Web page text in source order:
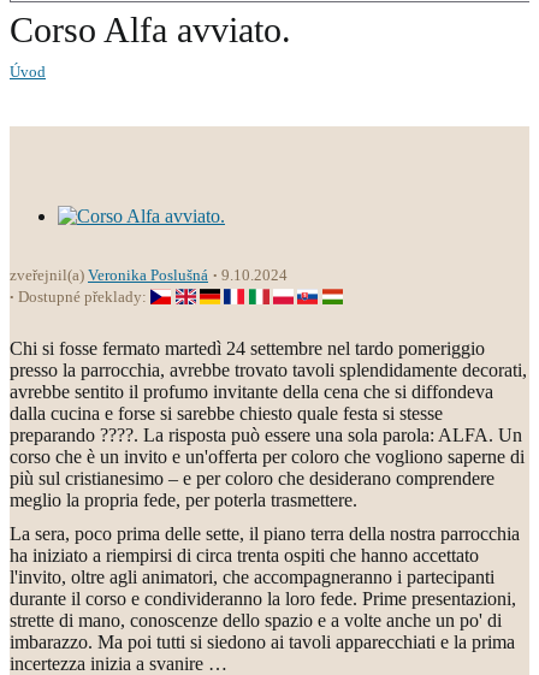
Corso Alfa avviato.
Úvod
zveřejnil(a) Veronika Poslušná
9.10.2024
Dostupné překlady:
Chi si fosse fermato martedì 24 settembre nel tardo pomeriggio
presso la parrocchia, avrebbe trovato tavoli splendidamente decorati,
avrebbe sentito il profumo invitante della cena che si diffondeva
dalla cucina e forse si sarebbe chiesto quale festa si stesse
preparando ????. La risposta può essere una sola parola: ALFA. Un
corso che è un invito e un'offerta per coloro che vogliono saperne di
più sul cristianesimo – e per coloro che desiderano comprendere
meglio la propria fede, per poterla trasmettere.
La sera, poco prima delle sette, il piano terra della nostra parrocchia
ha iniziato a riempirsi di circa trenta ospiti che hanno accettato
l'invito, oltre agli animatori, che accompagneranno i partecipanti
durante il corso e condivideranno la loro fede. Prime presentazioni,
strette di mano, conoscenze dello spazio e a volte anche un po' di
imbarazzo. Ma poi tutti si siedono ai tavoli apparecchiati e la prima
incertezza inizia a svanire …